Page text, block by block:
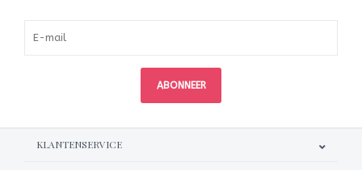
ABONNEER
KLANTENSERVICE